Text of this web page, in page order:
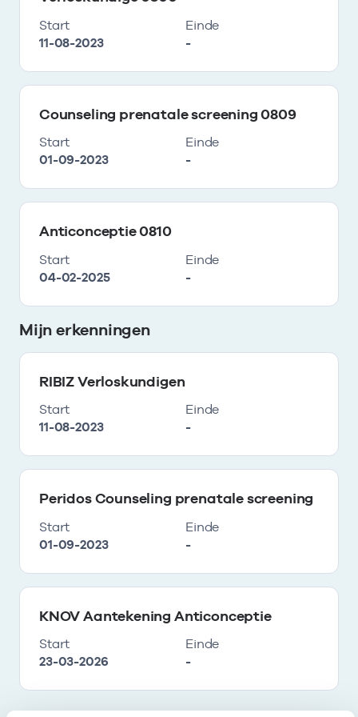
Start
11-08-2023
Einde
-
Counseling prenatale screening 0809
Start
01-09-2023
Einde
-
Anticonceptie 0810
Start
04-02-2025
Einde
-
Mijn erkenningen
RIBIZ Verloskundigen
Start
11-08-2023
Einde
-
Peridos Counseling prenatale screening
Start
01-09-2023
Einde
-
KNOV Aantekening Anticonceptie
Start
23-03-2026
Einde
-